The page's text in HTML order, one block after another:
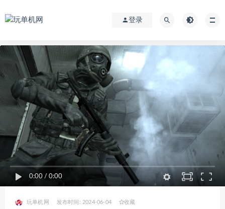
登录
0:00 / 0:00
玩单机网 发布时间: 2024-06-04 收藏